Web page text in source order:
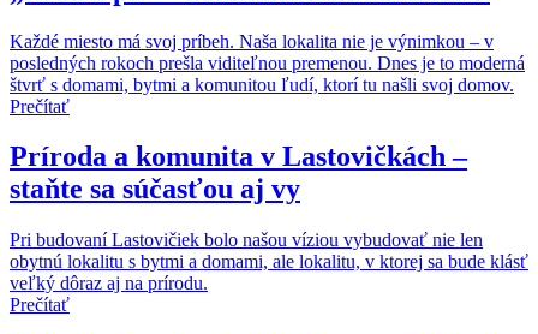
Každé miesto má svoj príbeh. Naša lokalita nie je výnimkou – v
posledných rokoch prešla viditeľnou premenou. Dnes je to moderná
štvrť s domami, bytmi a komunitou ľudí, ktorí tu našli svoj domov.
Prečítať
Príroda a komunita v Lastovičkách –
staňte sa súčasťou aj vy
Pri budovaní Lastovičiek bolo našou víziou vybudovať nie len
obytnú lokalitu s bytmi a domami, ale lokalitu, v ktorej sa bude klásť
veľký dôraz aj na prírodu.
Prečítať